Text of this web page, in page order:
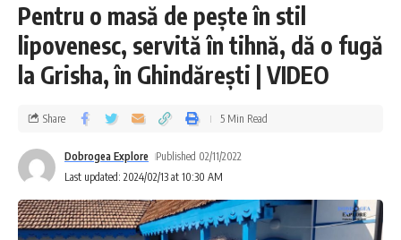
Pentru o masă de pește în stil
lipovenesc, servită în tihnă, dă o fugă
la Grisha, în Ghindărești | VIDEO
Last updated: 2024/02/13 at 10:30 AM
Dobrogea Explore Published 02/11/2022
Share 5 Min Read